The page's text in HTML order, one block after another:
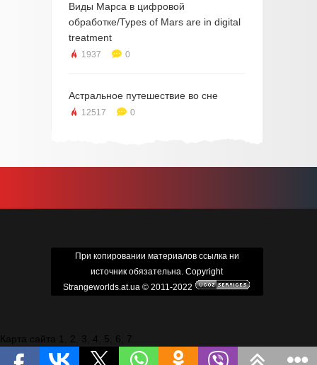
Виды Марса в цифровой
обработке/Types of Mars are in digital
treatment
1937 0
Астральное путешествие во сне
12517 0
При копировании материалов ссылка ни
источник обязательна. Copyright
Strangeworlds.at.ua © 2011-2022
Карта сайта 1 2 3 4 5 6 7